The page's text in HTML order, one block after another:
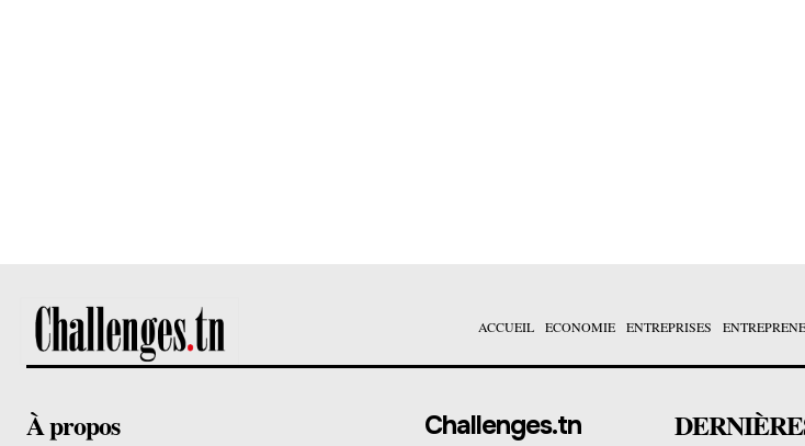
ACCUEIL ECONOMIE ENTREPRISES
À propos Challenges.tn